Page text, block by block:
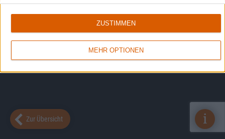
MEHR OPTIONEN
ZUSTIMMEN
Zur Übersicht i